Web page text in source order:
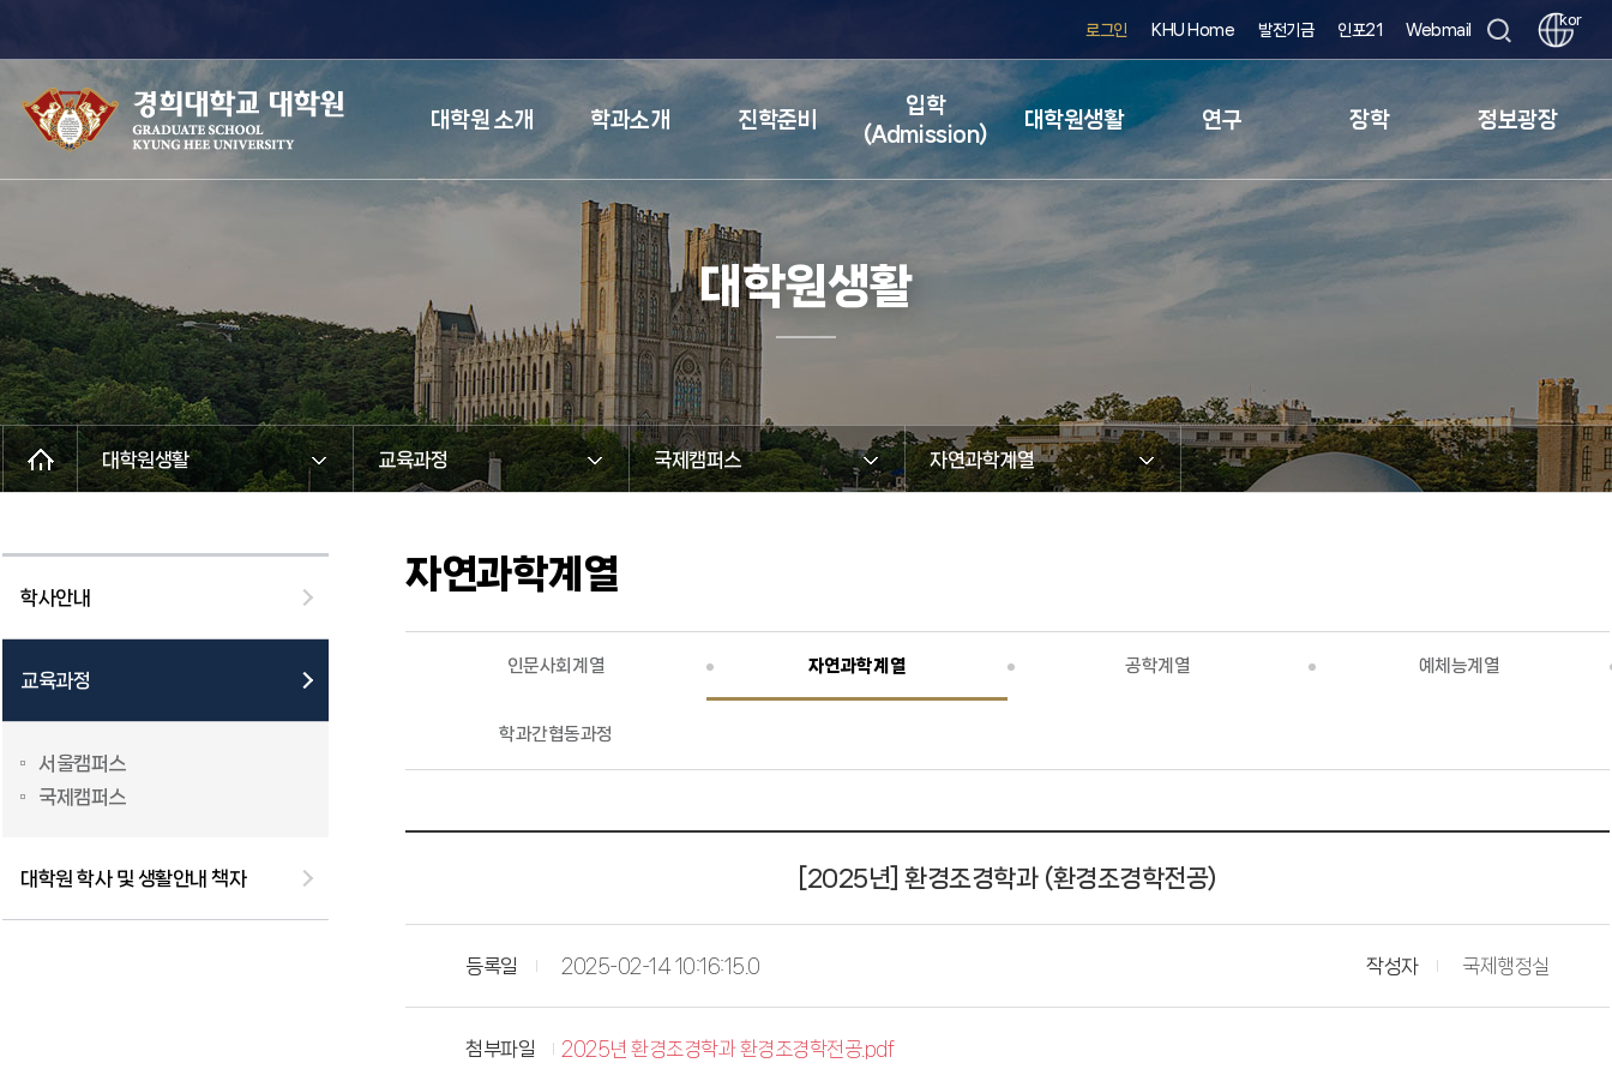
로그인 KHU Home 발전기금 인포21 Webmail
kor
대학원 소개 학과소개 진학준비
입학
(Admission)
대학원생활 연구 장학 정보광장
대학원생활
대학원생활 교육과정 국제캠퍼스 자연과학계열
학사안내
교육과정
서울캠퍼스
국제캠퍼스
대학원 학사 및 생활안내 책자
자연과학계열
인문사회계열 자연과학계열 공학계열 예체능계열
학과간협동과정
[2025년] 환경조경학과 (환경조경학전공)
등록일 2025-02-14 10:16:15.0 작성자 국제행정실
첨부파일 2025년 환경조경학과 환경조경학전공.pdf